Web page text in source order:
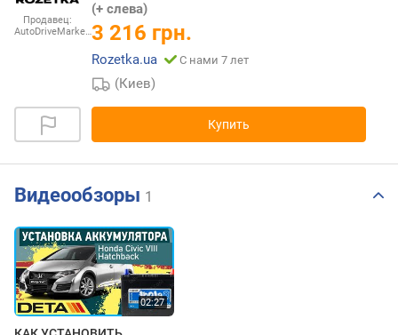
Продавец:
AutoDriveMarke…
(+ слева)
3 216 грн.
Rozetka.ua С нами 7 лет
(Киев)
Купить
Видеообзоры 1